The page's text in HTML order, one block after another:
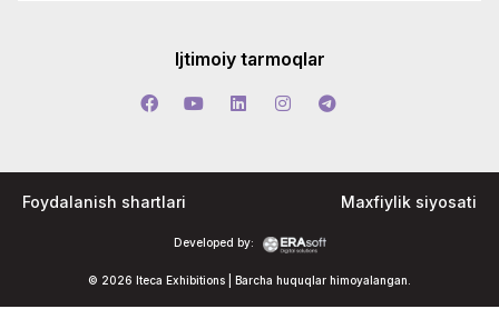
Ijtimoiy tarmoqlar
© 2026 Iteca Exhibitions | Barcha huquqlar himoyalangan.
Developed by:
Foydalanish shartlari Maxfiylik siyosati